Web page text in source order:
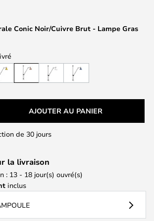
Conic Noir/Cuivre Brut - Lampe Gras
AJOUTER AU PANIER
de 30 jours
la livraison
: 13 - 18 jour(s) ouvré(s)
inclus